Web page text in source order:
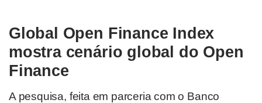
Global Open Finance Index
mostra cenário global do Open
Finance
A pesquisa, feita em parceria com o Banco